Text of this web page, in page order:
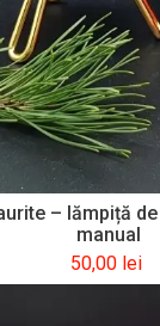
– lămpiță
manual
50,00 lei